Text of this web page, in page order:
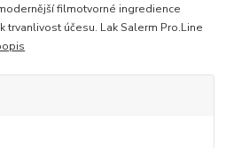
filmotvorné ingredience
trvanlivost účesu. Lak Salerm Pro.Line